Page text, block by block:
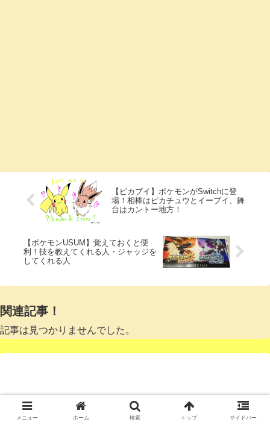
【ピカブイ】ポケモンがSwitchに登
場！相棒はピカチュウとイーブイ、舞
台はカントー地方！
【ポケモンUSUM】覚えておくと便
利！技を教えてくれる人・ジャッジを
してくれる人
関連記事！
記事は見つかりませんでした。
メニュー ホーム 検索 トップ サイドバー